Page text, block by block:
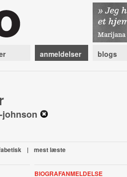
anmeldelser blogs
johnson
| mest læste
BIOGRAFANMELDELSE